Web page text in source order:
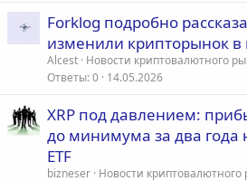
Forklog подробно
изменили крипторынок в
Alcest Новости криптовалютного
Ответы 0 14.05.2026
XRP под давлением:
до минимума за два года
ETF
bizneser Новости криптовалютного